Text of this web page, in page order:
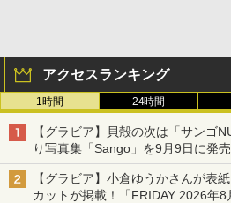
アクセスランキング
1時間 24時間
【グラビア】貝殻の次は「サンゴ
り写真集「Sango」を9月9日に発売
【グラビア】小倉ゆうかさんが表
カットが掲載！「FRIDAY 2026年